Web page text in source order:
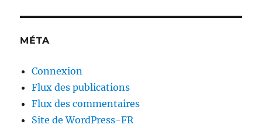
MÉTA
Connexion
Flux des publications
Flux des commentaires
Site de WordPress-FR